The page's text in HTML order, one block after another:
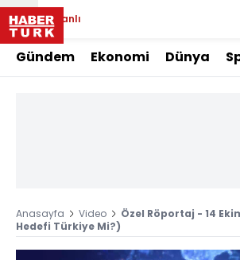
Canlı
Gündem Ekonomi Dünya
Anasayfa Video
Özel Röportaj - 14
Hedefi Türkiye Mi?)